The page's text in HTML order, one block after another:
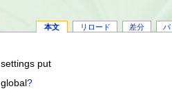
本文 リロード 差分 バ
settings put
global?